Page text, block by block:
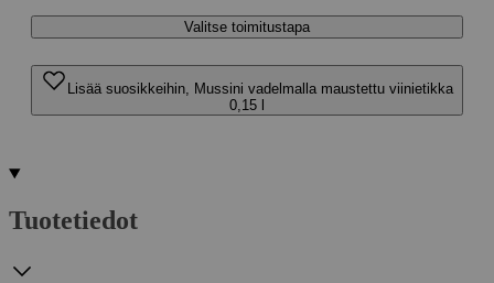
Valitse toimitustapa
Lisää suosikkeihin, Mussini vadelmalla maustettu viinietikka
0,15 l
Tuotetiedot